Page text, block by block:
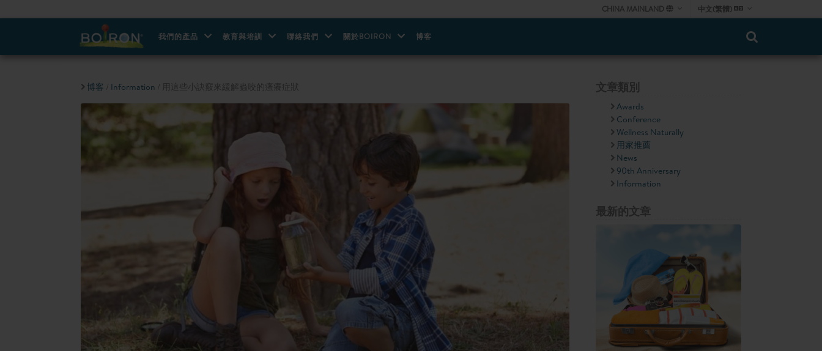
CHINA MAINLAND 中文(繁體)
我們的產品 教育與培訓 聯絡我們 關於BOIRON 博客
博客 Information / 用這些小訣竅來緩解蟲咬的瘙癢症狀 文章類別
Awards
Conference
Wellness Naturally
用家推薦
News
90th Anniversary
Information
最新的文章